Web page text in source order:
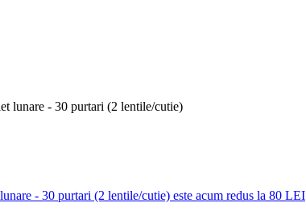
- 30 purtari (2 lentile/cutie) este acum redus la 80 LEI